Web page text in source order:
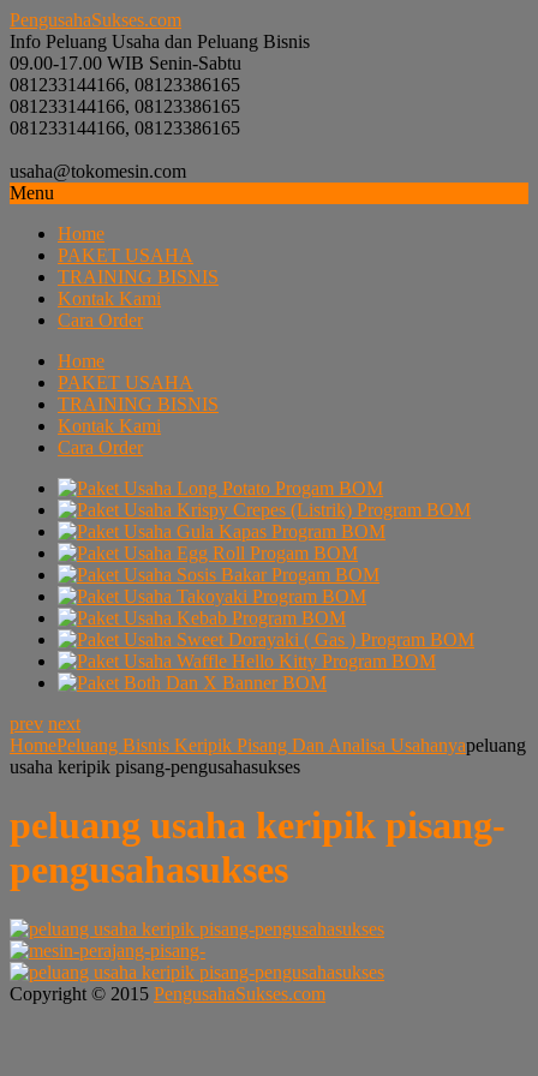
PengusahaSukses.com
Info Peluang Usaha dan Peluang Bisnis
09.00-17.00 WIB Senin-Sabtu
081233144166, 08123386165
081233144166, 08123386165
081233144166, 08123386165
usaha@tokomesin.com
Menu
Home
PAKET USAHA
TRAINING BISNIS
Kontak Kami
Cara Order
Home
PAKET USAHA
TRAINING BISNIS
Kontak Kami
Cara Order
prev next
HomePeluang Bisnis Keripik Pisang Dan Analisa Usahanyapeluang
usaha keripik pisang-pengusahasukses
peluang usaha keripik pisang-
pengusahasukses
Copyright © 2015 PengusahaSukses.com